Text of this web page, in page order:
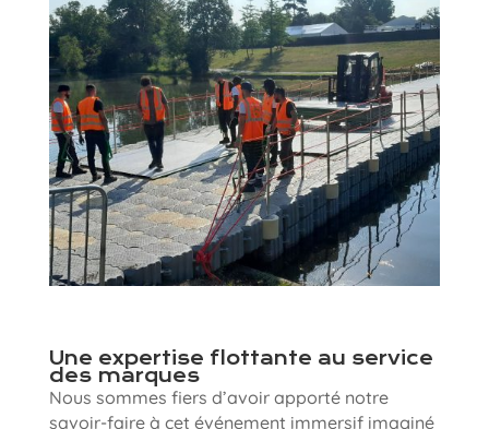
Une expertise flottante au service
des marques
Nous sommes fiers d’avoir apporté notre
savoir-faire à cet événement immersif imaginé